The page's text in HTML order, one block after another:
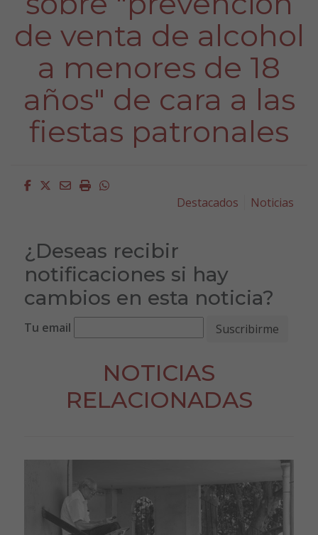
de venta de alcohol
a menores de 18
años" de cara a las
fiestas patronales
Facebook
Twitter
EmailImprimirWhatsapp
Destacados
Noticias
¿Deseas recibir
notificaciones si hay
cambios en esta noticia?
Tu email
NOTICIAS
RELACIONADAS